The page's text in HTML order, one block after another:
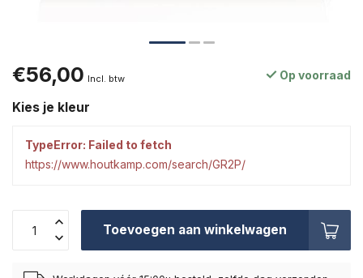
€56,00 Incl. btw Op voorraad
Kies je kleur
TypeError: Failed to fetch
https://www.houtkamp.com/search/GR2P/
Toevoegen aan winkelwagen